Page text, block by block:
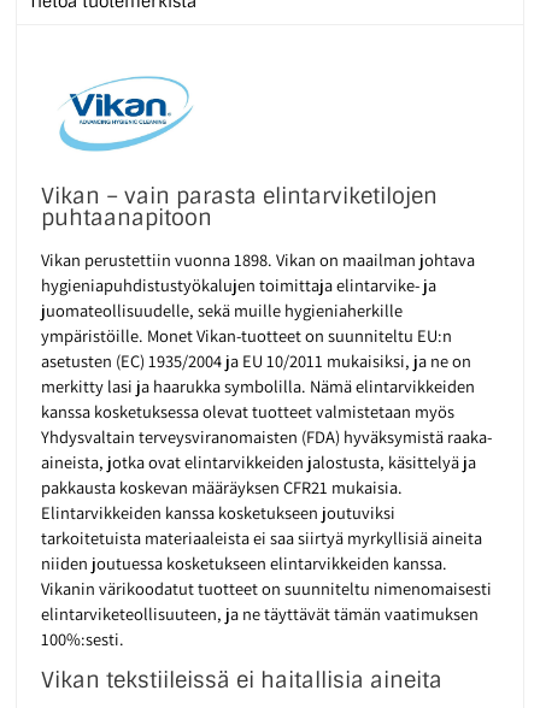
Vikan – vain parasta elintarviketilojen
puhtaanapitoon
Vikan perustettiin vuonna 1898. Vikan on maailman johtava
hygieniapuhdistustyökalujen toimittaja elintarvike- ja
juomateollisuudelle, sekä muille hygieniaherkille
ympäristöille. Monet Vikan-tuotteet on suunniteltu EU:n
asetusten (EC) 1935/2004 ja EU 10/2011 mukaisiksi, ja ne on
merkitty lasi ja haarukka symbolilla. Nämä elintarvikkeiden
kanssa kosketuksessa olevat tuotteet valmistetaan myös
Yhdysvaltain terveysviranomaisten (FDA) hyväksymistä raaka-
aineista, jotka ovat elintarvikkeiden jalostusta, käsittelyä ja
pakkausta koskevan määräyksen CFR21 mukaisia.
Elintarvikkeiden kanssa kosketukseen joutuviksi
tarkoitetuista materiaaleista ei saa siirtyä myrkyllisiä aineita
niiden joutuessa kosketukseen elintarvikkeiden kanssa.
Vikanin värikoodatut tuotteet on suunniteltu nimenomaisesti
elintarviketeollisuuteen, ja ne täyttävät tämän vaatimuksen
100%:sesti.
Vikan tekstiileissä ei haitallisia aineita